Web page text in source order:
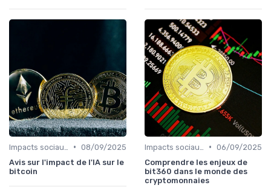
• 08/09/2025
Avis sur l'impact de l'IA sur le
bitcoin
• 06/09/2025
Comprendre les enjeux de
bit360 dans le monde des
cryptomonnaies